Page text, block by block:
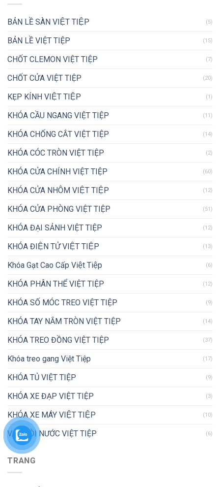
BẢN LỀ SÀN VIỆT TIỆP (5)
BẢN LỀ VIỆT TIỆP (15)
CHỐT CLEMON VIỆT TIỆP (7)
CHỐT CỬA VIỆT TIỆP (20)
KẸP KÍNH VIỆT TIỆP (1)
KHÓA CẦU NGANG VIỆT TIỆP (11)
KHÓA CHỐNG CẮT VIỆT TIỆP (14)
KHÓA CÓC TRÒN VIỆT TIỆP (2)
KHÓA CỬA CHÍNH VIỆT TIỆP (60)
KHÓA CỬA NHÔM VIỆT TIỆP (12)
KHÓA CỬA PHÒNG VIỆT TIỆP (51)
KHÓA ĐẠI SẢNH VIỆT TIỆP (12)
KHÓA ĐIỆN TỬ VIỆT TIỆP (13)
Khóa Gạt Cao Cấp Việt Tiệp (6)
KHÓA PHÂN THỂ VIỆT TIỆP (12)
KHÓA SỐ MÓC TREO VIỆT TIỆP (9)
KHÓA TAY NẮM TRÒN VIỆT TIỆP (14)
KHÓA TREO ĐỒNG VIỆT TIỆP (37)
Khóa treo gang Việt Tiệp (17)
KHÓA TỦ VIỆT TIỆP (9)
KHÓA XE ĐẠP VIỆT TIỆP (3)
KHÓA XE MÁY VIỆT TIỆP (10)
VAN VÒI NƯỚC VIỆT TIỆP (6)
TRANG